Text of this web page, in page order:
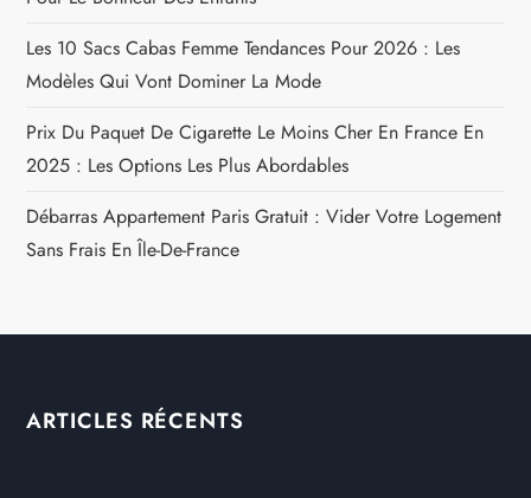
Les 10 Sacs Cabas Femme Tendances Pour 2026 : Les
Modèles Qui Vont Dominer La Mode
Prix Du Paquet De Cigarette Le Moins Cher En France En
2025 : Les Options Les Plus Abordables
Débarras Appartement Paris Gratuit : Vider Votre Logement
Sans Frais En Île-De-France
ARTICLES RÉCENTS